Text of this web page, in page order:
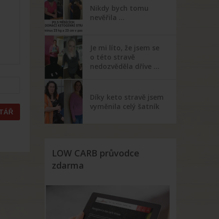
Nikdy bych tomu
nevěřila …
Je mi líto, že jsem se
o této stravě
nedozvěděla dříve …
Díky keto stravě jsem
vyměnila celý šatník
LOW CARB průvodce
zdarma